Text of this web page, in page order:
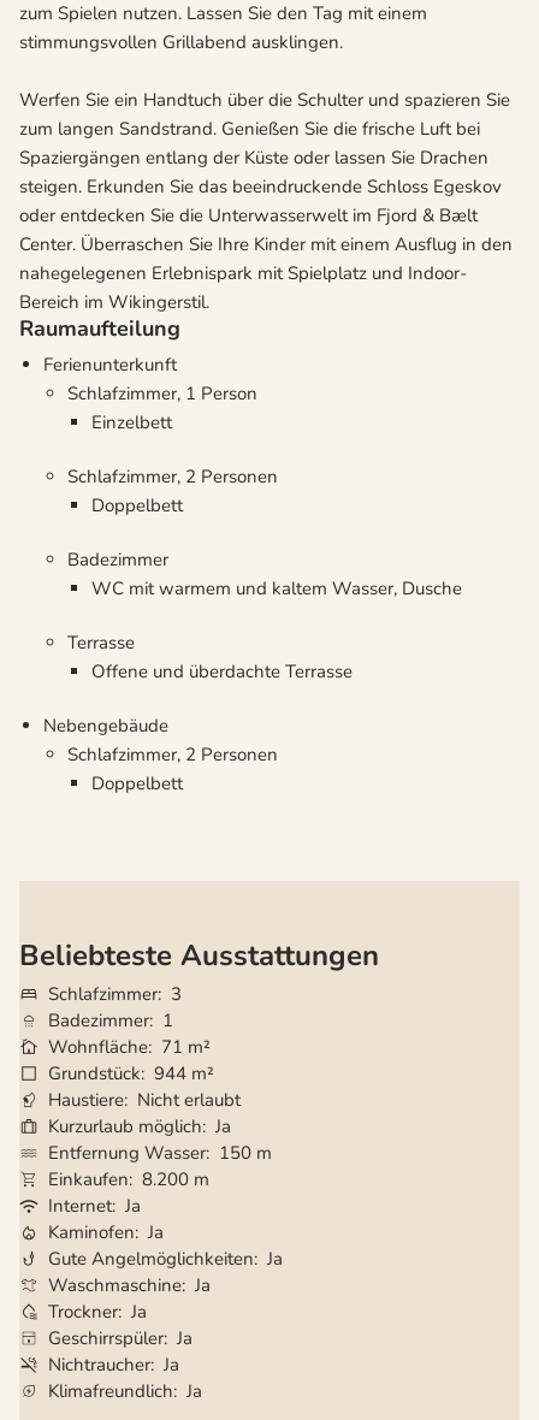
zum Spielen nutzen. Lassen Sie den Tag mit einem
stimmungsvollen Grillabend ausklingen.
Werfen Sie ein Handtuch über die Schulter und spazieren Sie
zum langen Sandstrand. Genießen Sie die frische Luft bei
Spaziergängen entlang der Küste oder lassen Sie Drachen
steigen. Erkunden Sie das beeindruckende Schloss Egeskov
oder entdecken Sie die Unterwasserwelt im Fjord & Bælt
Center. Überraschen Sie Ihre Kinder mit einem Ausflug in den
nahegelegenen Erlebnispark mit Spielplatz und Indoor-
Bereich im Wikingerstil.
Raumaufteilung
Ferienunterkunft
Schlafzimmer, 1 Person
Einzelbett
Schlafzimmer, 2 Personen
Doppelbett
Badezimmer
WC mit warmem und kaltem Wasser, Dusche
Terrasse
Offene und überdachte Terrasse
Nebengebäude
Schlafzimmer, 2 Personen
Doppelbett
Beliebteste Ausstattungen
Schlafzimmer 3
Badezimmer 1
Wohnfläche 71 m²
Grundstück 944 m²
Haustiere Nicht erlaubt
Kurzurlaub möglich Ja
Entfernung Wasser 150 m
Einkaufen 8.200 m
Internet Ja
Kaminofen Ja
Gute Angelmöglichkeiten Ja
Waschmaschine Ja
Trockner Ja
Geschirrspüler Ja
Nichtraucher Ja
Klimafreundlich Ja